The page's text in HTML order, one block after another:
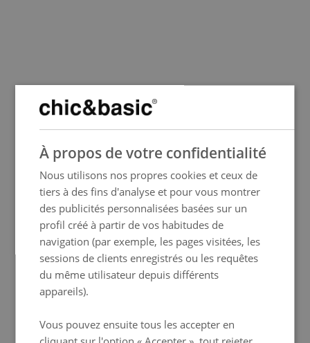
SPANISH
ENGLISH
FRENCH
ITALIAN
PORTUGUESE
À propos de votre confidentialité
Nous utilisons nos propres cookies et ceux de
tiers à des fins d'analyse et pour vous montrer
des publicités personnalisées basées sur un
profil créé à partir de vos habitudes de
navigation (par exemple, les pages visitées, les
sessions de clients enregistrés ou les requêtes
du même utilisateur depuis différents
appareils).
Vous pouvez ensuite tous les accepter en